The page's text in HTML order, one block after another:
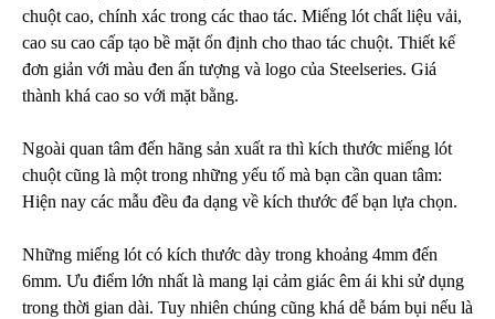
chuột cao, chính xác trong các thao tác. Miếng lót chất liệu vải,
cao su cao cấp tạo bề mặt ổn định cho thao tác chuột. Thiết kế
đơn giản với màu đen ấn tượng và logo của Steelseries. Giá
thành khá cao so với mặt bằng.
Ngoài quan tâm đến hãng sản xuất ra thì kích thước miếng lót
chuột cũng là một trong những yếu tố mà bạn cần quan tâm:
Hiện nay các mẫu đều đa dạng về kích thước để bạn lựa chọn.
Những miếng lót có kích thước dày trong khoảng 4mm đến
6mm. Ưu điểm lớn nhất là mang lại cảm giác êm ái khi sử dụng
trong thời gian dài. Tuy nhiên chúng cũng khá dễ bám bụi nếu là